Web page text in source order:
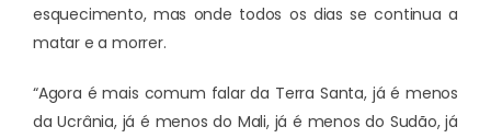
esquecimento, mas onde todos os dias se continua a
matar e a morrer.
“Agora é mais comum falar da Terra Santa, já é menos
da Ucrânia, já é menos do Mali, já é menos do Sudão, já